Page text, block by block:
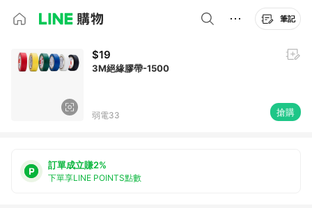
筆記
$19
3M絕緣膠帶-1500
弱電33 搶購
訂單成立賺2%
下單享LINE POINTS點數